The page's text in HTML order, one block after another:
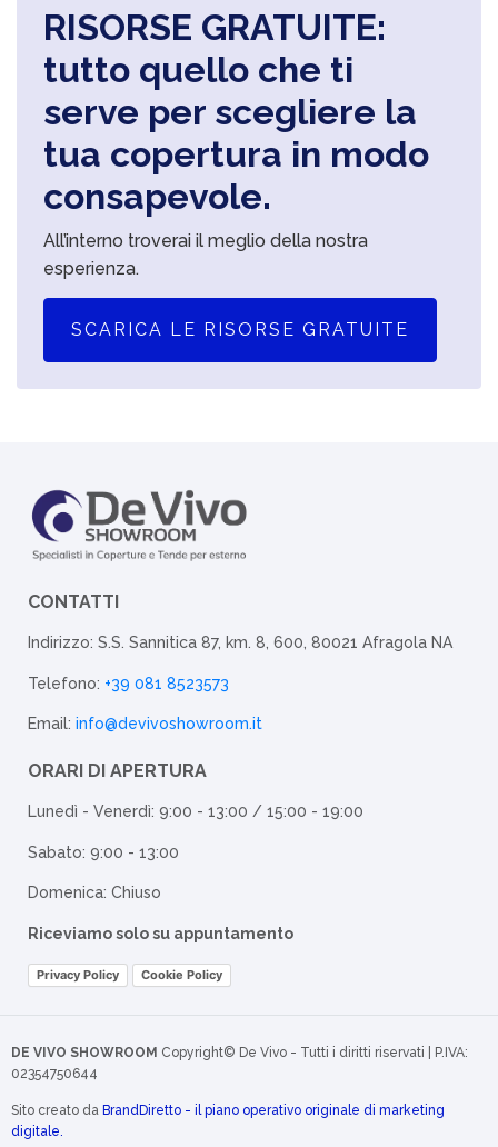
RISORSE GRATUITE:
tutto quello che ti
serve per scegliere la
tua copertura in modo
consapevole.
All’interno troverai il meglio della nostra
esperienza.
SCARICA LE RISORSE GRATUITE
CONTATTI
Indirizzo: S.S. Sannitica 87, km. 8, 600, 80021 Afragola NA
Telefono: +39 081 8523573
Email: info@devivoshowroom.it
ORARI DI APERTURA
Lunedì - Venerdì: 9:00 - 13:00 / 15:00 - 19:00
Sabato: 9:00 - 13:00
Domenica: Chiuso
Riceviamo solo su appuntamento
Privacy Policy Cookie Policy
DE VIVO SHOWROOM Copyright© De Vivo - Tutti i diritti riservati | P.IVA:
02354750644
Sito creato da BrandDiretto - il piano operativo originale di marketing
digitale.